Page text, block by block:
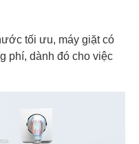
tối ưu, máy giặt có
phí, dành đó cho việc